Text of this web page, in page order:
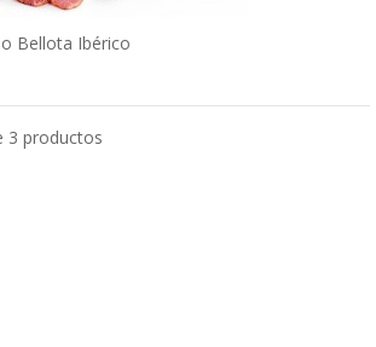
Bellota Ibérico
3 productos